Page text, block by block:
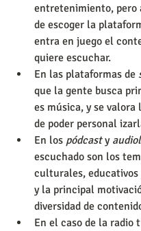
entretenimiento, pero
de escoger la
entra en juego el
quiere escuchar.
En las plataformas de
que la gente busca
es música, y se valora
de poder personal
En los pódcast y
escuchado son los
culturales, educativos
y la principal
diversidad de
En el caso de la radio